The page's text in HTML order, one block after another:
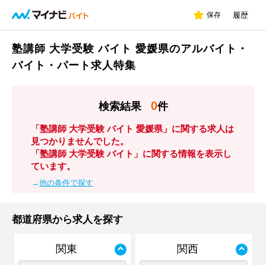
保存 履歴
塾講師 大学受験 バイト 愛媛県のアルバイト・
バイト・パート求人特集
検索結果 0件
「塾講師 大学受験 バイト 愛媛県」に関する求人は
見つかりませんでした。
「塾講師 大学受験 バイト」に関する情報を表示し
ています。
→他の条件で探す
都道府県から求人を探す
関東 関西